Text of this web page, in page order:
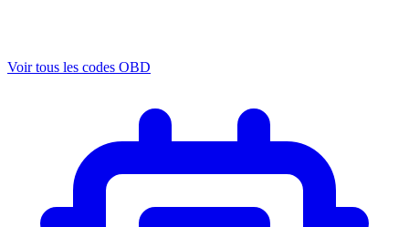
Voir tous les codes OBD